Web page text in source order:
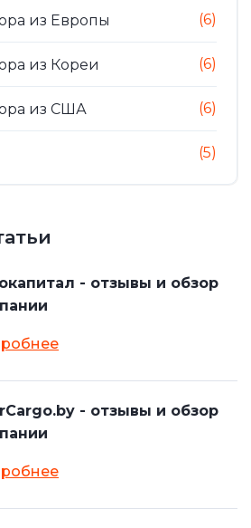
из Европы (6)
из Кореи (6)
из США (6)
(5)
- отзывы и обзор
- отзывы и обзор